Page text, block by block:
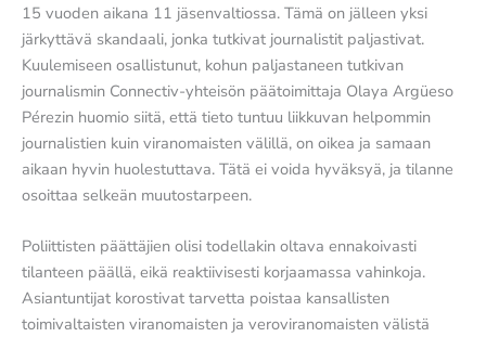
15 vuoden aikana 11 jäsenvaltiossa. Tämä on jälleen yksi
järkyttävä skandaali, jonka tutkivat journalistit paljastivat.
Kuulemiseen osallistunut, kohun paljastaneen tutkivan
journalismin Connectiv-yhteisön päätoimittaja Olaya Argüeso
Pérezin huomio siitä, että tieto tuntuu liikkuvan helpommin
journalistien kuin viranomaisten välillä, on oikea ja samaan
aikaan hyvin huolestuttava. Tätä ei voida hyväksyä, ja tilanne
osoittaa selkeän muutostarpeen.
Poliittisten päättäjien olisi todellakin oltava ennakoivasti
tilanteen päällä, eikä reaktiivisesti korjaamassa vahinkoja.
Asiantuntijat korostivat tarvetta poistaa kansallisten
toimivaltaisten viranomaisten ja veroviranomaisten välistä